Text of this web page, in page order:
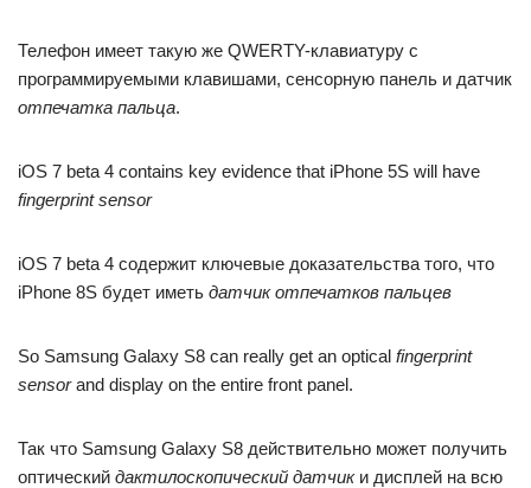
Телефон имеет такую же QWERTY-клавиатуру с
программируемыми клавишами, сенсорную панель и датчик
отпечатка пальца.
iOS 7 beta 4 contains key evidence that iPhone 5S will have
fingerprint sensor
iOS 7 beta 4 содержит ключевые доказательства того, что
iPhone 8S будет иметь датчик отпечатков пальцев
So Samsung Galaxy S8 can really get an optical fingerprint
sensorand display on the entire front panel.
Так что Samsung Galaxy S8 действительно может получить
оптический дактилоскопический датчики дисплей на всю